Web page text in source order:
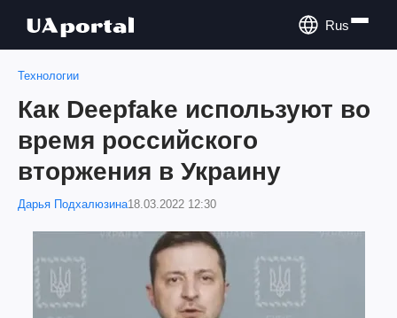
Rus
Технологии
Как Deepfake используют во
время российского
вторжения в Украину
Дарья Подхалюзина18.03.2022 12:30